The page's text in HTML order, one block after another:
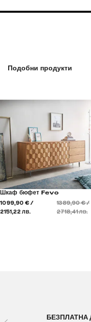
Подобни продукти
Шкаф бюфет Fevo
1099,90 € /
2151,22 лв.
1389,90 € /
2718,41 лв.